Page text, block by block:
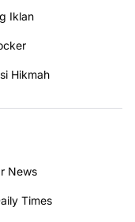
Iklan
Hikmah
News
Times